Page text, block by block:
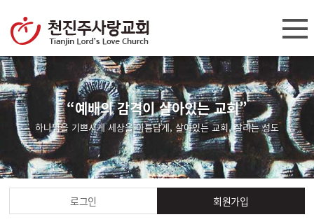
“예배의 감격이 살아있는 교회”
하나님을 기쁘시게 세상을 아름답게, 살아있는 교회, 살리는 성도
로그인 회원가입